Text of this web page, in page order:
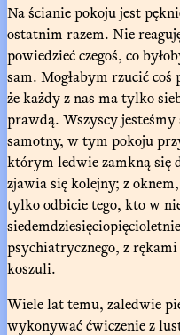
Na ścianie pokoju jest
ostatnim razem. Nie
powiedzieć czegoś, co
sam. Mogłabym rzucić
że każdy z nas ma tylko
prawdą. Wszyscy
samotny, w tym pokoju
którym ledwie zamkną się
zjawia się kolejny; z
tylko odbicie tego, kto w
psychiatrycznego, z
koszuli.
Wiele lat temu, zaledwie
wykonywać ćwiczenie z